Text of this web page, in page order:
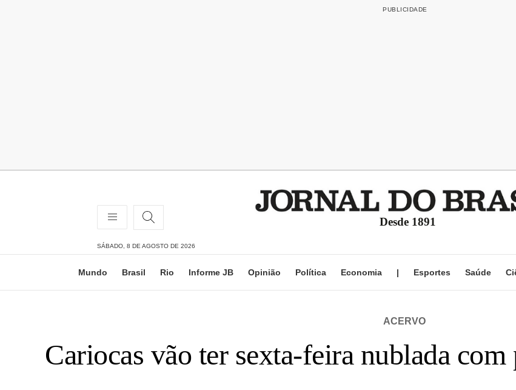
Desde 1891
SÁBADO, 8 DE AGOSTO DE 2026
Mundo Brasil Rio Informe JB Opinião Política Economia | Esportes Saúde
ACERVO
Cariocas vão ter sexta-feira nublada